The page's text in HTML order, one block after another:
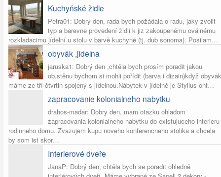
Kuchyňské židle
Petra01: Dobrý den, rada bych požádala o radu, jaky zvolit
typ a barevne provedení židli k jiz zakoupenému oválnému
rozkladacimu jídelní u stolu v barvě kuchyně (tj. dub sonoma). Posilam…
obyvák ,jídelna
jaruska1: Dobrý den ,chtěla bych prosím poradit jakou
ob.stěnu bychom si mohli pořídit (barva i dizain)když obyvák
máme ze tří čtvrtin spojený s jídelnou.Nábytek v jídelně je Stylius ont…
zapracovanie kolonialneho nabytku
drahos-madar: Dobry den, mam otazku ohladom
zapracovania kolonialneho nabytku do existujuceho interieru
rodinneho domu. Zvazujem kupu noveho konferencneho stolika a chcela
by som ist skor…
Interierové dveře
JanaP: Dobrý den, chtěla bych se poradit ohledně